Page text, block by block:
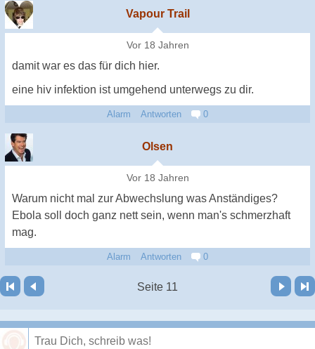
Vapour Trail
Vor 18 Jahren
damit war es das für dich hier.
eine hiv infektion ist umgehend unterwegs zu dir.
Alarm Antworten 0
Olsen
Vor 18 Jahren
Warum nicht mal zur Abwechslung was Anständiges?
Ebola soll doch ganz nett sein, wenn man's schmerzhaft
mag.
Alarm Antworten 0
Seite 11
Vor Letzte Seite